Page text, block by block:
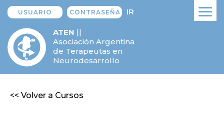
IR
ATEN ||
Asociación Argentina
de Terapeutas en
Neurodesarrollo
<< Volver a Cursos